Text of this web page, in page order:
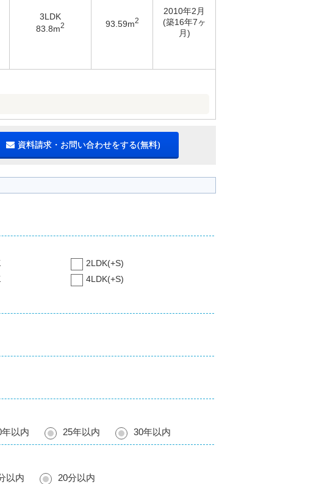
3LDK
83.8m2 93.59m2
2010年2月
(築16年7ヶ
月)
資料請求・お問い合わせをする(無料)
2LDK(+S)
4LDK(+S)
年以内 25年以内 30年以内
以内 20分以内